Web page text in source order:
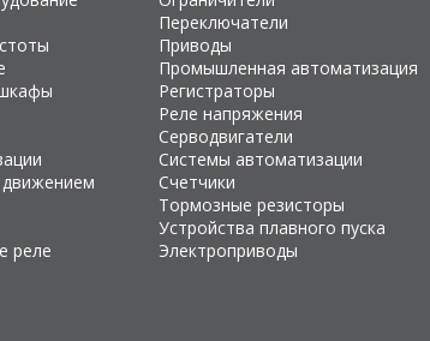
Переключатели
Приводы
Промышленная автоматизация
Регистраторы
Реле напряжения
Серводвигатели
Системы автоматизации
Счетчики
Тормозные резисторы
Устройства плавного пуска
реле
Электроприводы